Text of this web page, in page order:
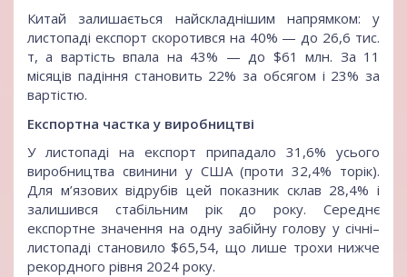
Китай залишається найскладнішим напрямком: у
листопаді експорт скоротився на 40% — до 26,6 тис.
т, а вартість впала на 43% — до $61 млн. За 11
місяців падіння становить 22% за обсягом і 23% за
вартістю.
Експортна частка у виробництві
У листопаді на експорт припадало 31,6% усього
виробництва свинини у США (проти 32,4% торік).
Для м’язових відрубів цей показник склав 28,4% і
залишився стабільним рік до року. Середнє
експортне значення на одну забійну голову у січні–
листопаді становило $65,54, що лише трохи нижче
рекордного рівня 2024 року.